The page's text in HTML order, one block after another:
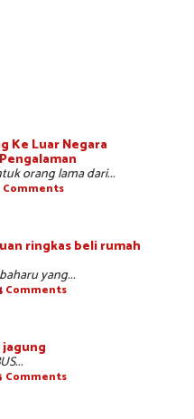
Ke Luar Negara
orang lama dari...
Comments
ringkas beli rumah
yang...
Comments
Comments